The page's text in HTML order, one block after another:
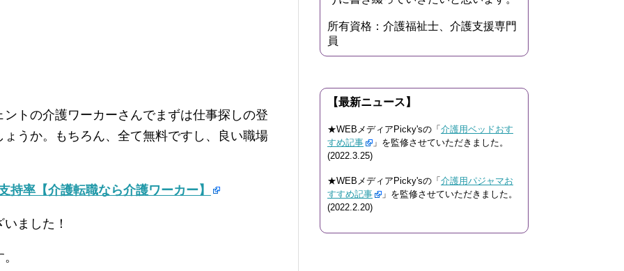
トの介護ワーカーさんでまずは仕事探しの登
うか。もちろん、全て無料ですし、良い職場
率【介護転職なら介護ワーカー】
ました！
所有資格：介護福祉士、介護支援専門
員
【最新ニュース】
★WEBメディアPicky'sの「 介護用ベッドおす
すめ記事
」を監修させていただきました。
(2022.3.25)
★WEBメディアPicky'sの「 介護用パジャマお
すすめ記事
」を監修させていただきました。
(2022.2.20)